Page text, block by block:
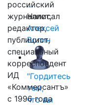
…
Написал
Алексей
Волин
"Гордитесь
тем,
что вы
российский
журналист,
редактор,
публицист,
специальный
корреспондент
ИД
«Коммерсантъ»
с 1996 года